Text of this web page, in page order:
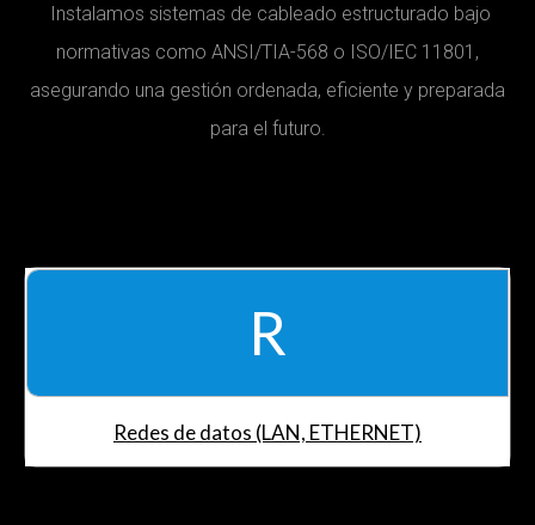
Instalamos sistemas de cableado estructurado bajo
normativas como ANSI/TIA-568 o ISO/IEC 11801,
asegurando una gestión ordenada, eficiente y preparada
para el futuro.
R
Redes de datos (LAN, ETHERNET)